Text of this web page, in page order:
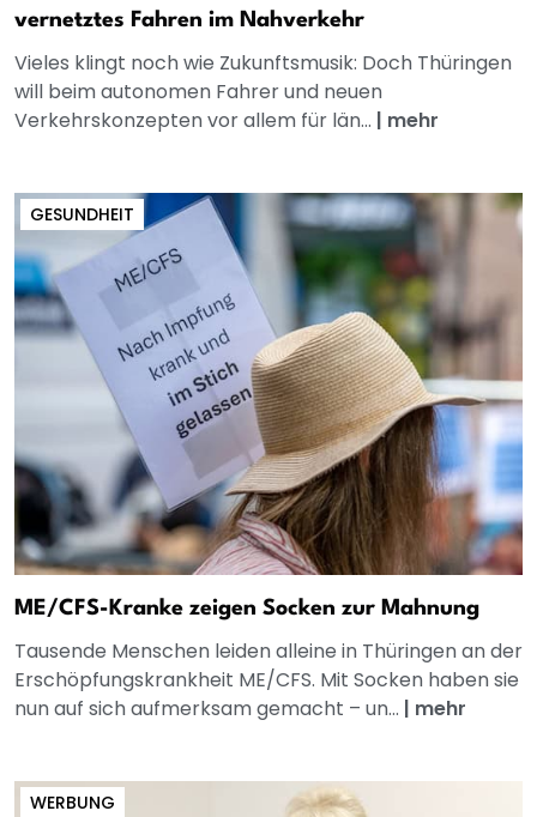
vernetztes Fahren im Nahverkehr
Vieles klingt noch wie Zukunftsmusik: Doch Thüringen
will beim autonomen Fahrer und neuen
Verkehrskonzepten vor allem für län... | mehr
GESUNDHEIT
ME/CFS-Kranke zeigen Socken zur Mahnung
Tausende Menschen leiden alleine in Thüringen an der
Erschöpfungskrankheit ME/CFS. Mit Socken haben sie
nun auf sich aufmerksam gemacht – un... | mehr
WERBUNG